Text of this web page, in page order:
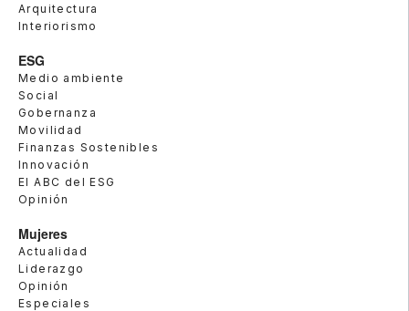
Arquitectura
Interiorismo
ESG
Medio ambiente
Social
Gobernanza
Movilidad
Finanzas Sostenibles
Innovación
El ABC del ESG
Opinión
Mujeres
Actualidad
Liderazgo
Opinión
Especiales